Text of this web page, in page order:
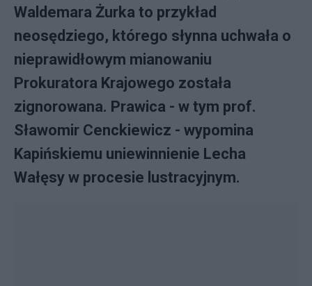
Waldemara Żurka to przykład
neosędziego, którego słynna uchwała o
nieprawidłowym mianowaniu
Prokuratora Krajowego została
zignorowana. Prawica - w tym prof.
Sławomir Cenckiewicz - wypomina
Kapińskiemu uniewinnienie Lecha
Wałęsy w procesie lustracyjnym.